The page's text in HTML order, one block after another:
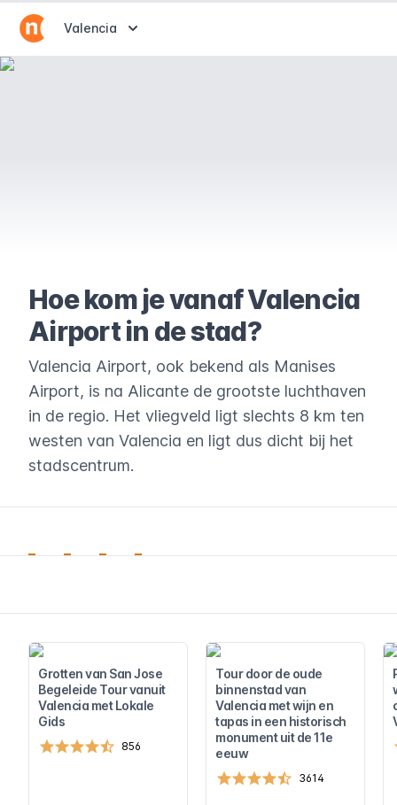
Abrir selector de destinos
Valencia
Hoe kom je vanaf Valencia
Airport in de stad?
Valencia Airport, ook bekend als Manises
Airport, is na Alicante de grootste luchthaven
in de regio. Het vliegveld ligt slechts 8 km ten
westen van Valencia en ligt dus dicht bij het
stadscentrum.
Grotten van San Jose
Begeleide Tour vanuit
Valencia met Lokale
Gids
856
Tour door de oude
binnenstad van
Valencia met wijn en
tapas in een historisch
monument uit de 11e
eeuw
3614